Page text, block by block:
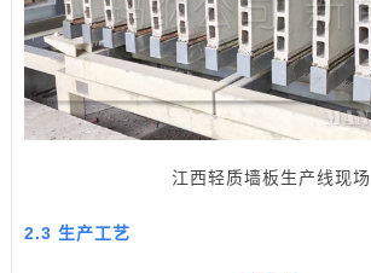
江西轻质墙板生产线现场
2.3 生产工艺